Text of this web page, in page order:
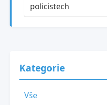
policistech
Kategorie
Vše